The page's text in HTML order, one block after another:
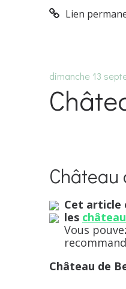
Lien
dimanche 13
Château
Cet article
les
Vous
Château de